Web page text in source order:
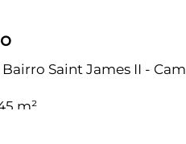
Saint James II -
m².